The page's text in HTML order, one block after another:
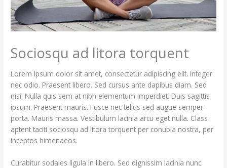
Sociosqu ad litora torquent
Lorem ipsum dolor sit amet, consectetur adipiscing elit. Integer
nec odio. Praesent libero. Sed cursus ante dapibus diam. Sed
nisi. Nulla quis sem at nibh elementum imperdiet. Duis sagittis
ipsum. Praesent mauris. Fusce nec tellus sed augue semper
porta. Mauris massa. Vestibulum lacinia arcu eget nulla. Class
aptent taciti sociosqu ad litora torquent per conubia nostra, per
inceptos himenaeos.
Curabitur sodales ligula in libero. Sed dignissim lacinia nunc.